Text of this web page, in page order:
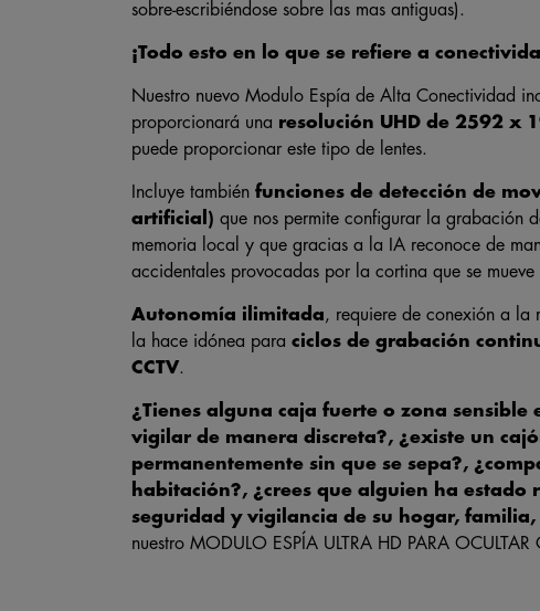
sobre-escribiéndose sobre las mas antiguas).
¡Todo esto en lo que se refiere a
Nuestro nuevo Modulo Espía de Alta Conectividad
proporcionará una resolución UHD de 2592 x
puede proporcionar este tipo de lentes.
Incluye tambiénfunciones de detección de
artificial) que nos permite configurar la grabación
memoria local y que gracias a la IA reconoce de
accidentales provocadas por la cortina que se
Autonomía ilimitada, requiere de conexión a
la hace idónea paraciclos de grabación
CCTV.
¿Tienes alguna caja fuerte o zona
vigilar de manera discreta?, ¿existe un
permanentemente sin que se sepa?,
habitación?, ¿crees que alguien ha
seguridad y vigilancia de su hogar,
nuestro MODULO ESPÍA ULTRA HD PARA